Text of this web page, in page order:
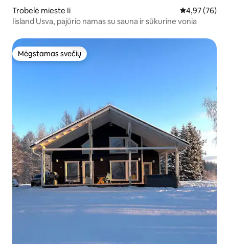
Trobelė mieste Ii Vidutinis
4,97 (76)
Iisland Usva, pajūrio namas su sauna ir sūkurine vonia
Mėgstamas svečių
Mėgstamas svečių